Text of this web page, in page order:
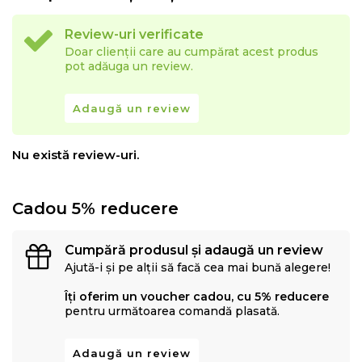
Review-uri verificate
Doar clienții care au cumpărat acest produs
pot adăuga un review.
Adaugă un review
Nu există review-uri.
Cadou 5% reducere
Cumpără produsul și adaugă un review
Ajută-i și pe alții să facă cea mai bună alegere!
Îți oferim un voucher cadou, cu 5% reducere
pentru următoarea comandă plasată.
Adaugă un review